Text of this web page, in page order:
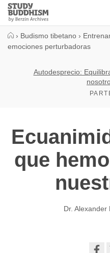
Close
Study
Buddhism
› Budismo tibetano ›
emociones perturbadoras
Autodesprecio:
que
Dr. Alexander